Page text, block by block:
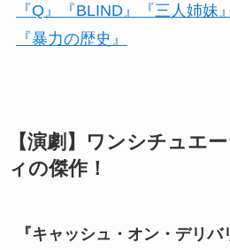
『Q』 『BLIND』 『三人姉妹』
『暴力の歴史』
【演劇】ワンシチュエ
ィの傑作！
『キャッシュ・オン・デリバ